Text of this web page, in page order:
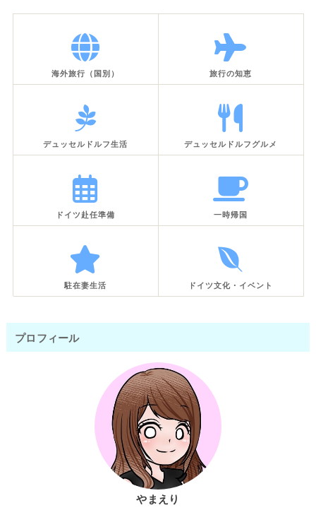
海外旅行（国別） 旅行の知恵
デュッセルドルフ生活 デュッセルドルフグルメ
ドイツ赴任準備 一時帰国
駐在妻生活 ドイツ文化・イベント
プロフィール
やまえり